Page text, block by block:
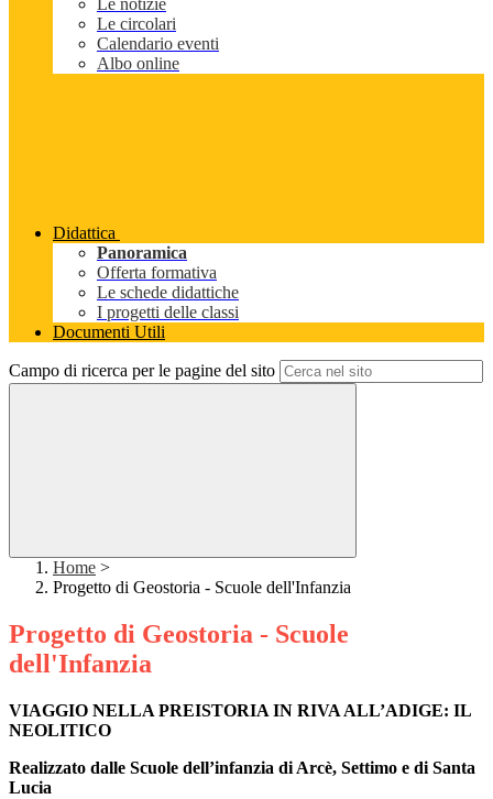
Le notizie
Le circolari
Calendario eventi
Albo online
Didattica
Panoramica
Offerta formativa
Le schede didattiche
I progetti delle classi
Documenti Utili
Campo di ricerca per le pagine del sito
Home >
Progetto di Geostoria - Scuole dell'Infanzia
Progetto di Geostoria - Scuole
dell'Infanzia
VIAGGIO NELLA PREISTORIA IN RIVA ALL’ADIGE: IL
NEOLITICO
Realizzato dalle Scuole dell’infanzia di Arcè, Settimo e di Santa
Lucia